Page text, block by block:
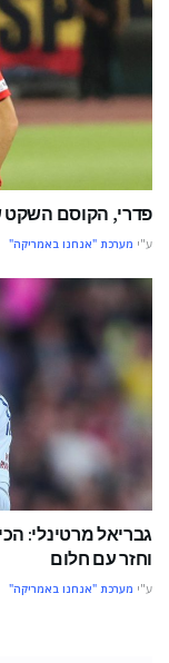
פדרי, הקוסם
ע"י מערכת "אנחנו באמריקה"
גבריאל מרטינלי:
וחזר עם חלום
ע"י מערכת "אנחנו באמריקה"